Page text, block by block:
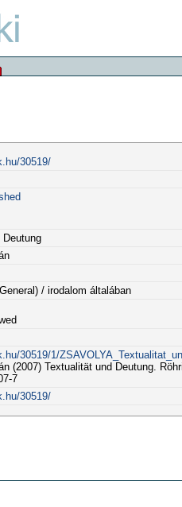
30519/
/ irodalom általában
30519/1/
(2007) Textualität und Deutung.
7
30519/